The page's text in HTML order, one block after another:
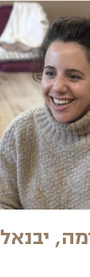
יבנאל